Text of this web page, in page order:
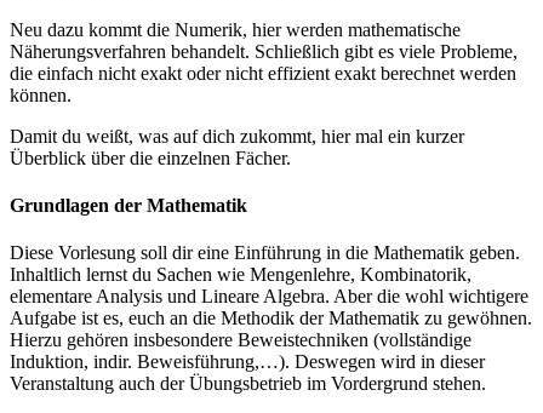
Neu dazu kommt die Numerik, hier werden mathematische
Näherungsverfahren behandelt. Schließlich gibt es viele Probleme,
die einfach nicht exakt oder nicht effizient exakt berechnet werden
können.
Damit du weißt, was auf dich zukommt, hier mal ein kurzer
Überblick über die einzelnen Fächer.
Grundlagen der Mathematik
Diese Vorlesung soll dir eine Einführung in die Mathematik geben.
Inhaltlich lernst du Sachen wie Mengenlehre, Kombinatorik,
elementare Analysis und Lineare Algebra. Aber die wohl wichtigere
Aufgabe ist es, euch an die Methodik der Mathematik zu gewöhnen.
Hierzu gehören insbesondere Beweistechniken (vollständige
Induktion, indir. Beweisführung,…). Deswegen wird in dieser
Veranstaltung auch der Übungsbetrieb im Vordergrund stehen.